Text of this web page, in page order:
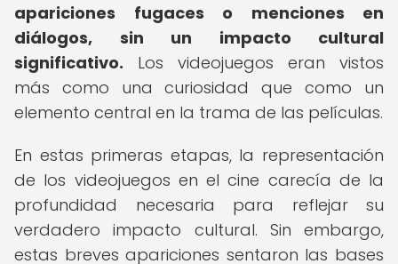
apariciones fugaces o menciones en
diálogos, sin un impacto cultural
significativo. Los videojuegos eran vistos
más como una curiosidad que como un
elemento central en la trama de las películas.
En estas primeras etapas, la representación
de los videojuegos en el cine carecía de la
profundidad necesaria para reflejar su
verdadero impacto cultural. Sin embargo,
estas breves apariciones sentaron las bases